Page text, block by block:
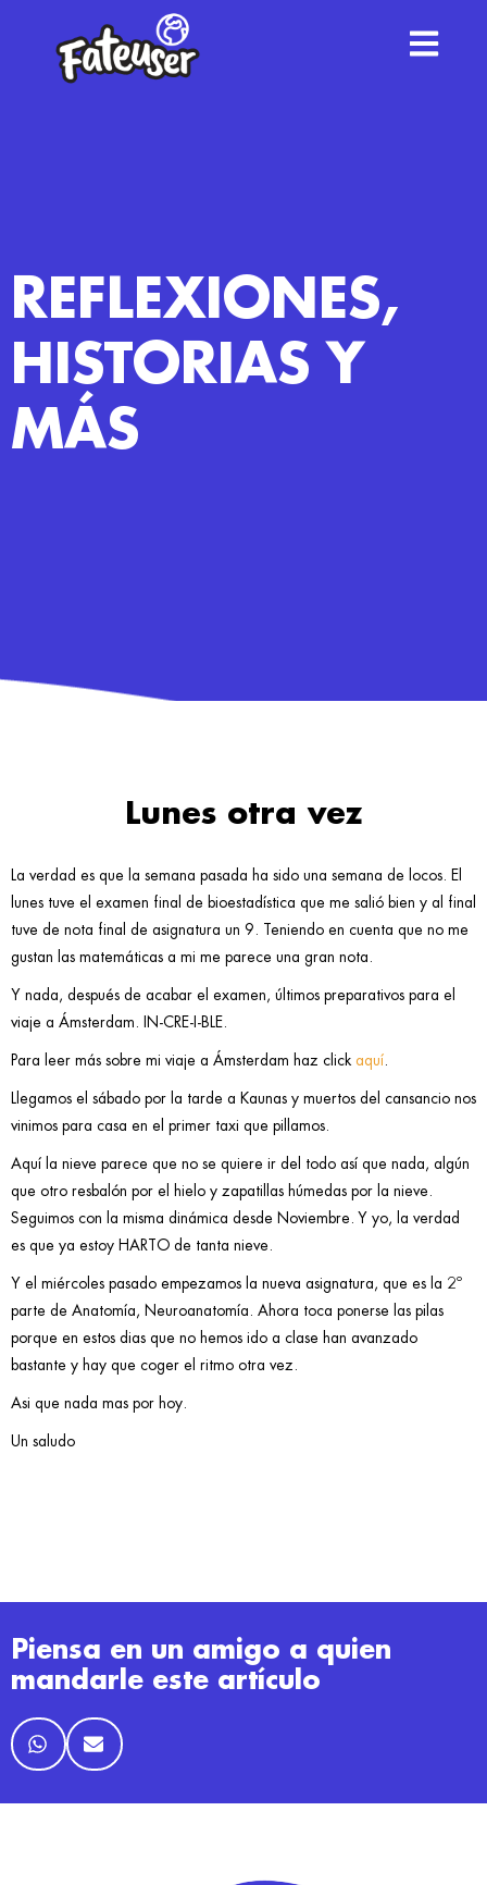
REFLEXIONES,
HISTORIAS Y
MÁS
Lunes otra vez
La verdad es que la semana pasada ha sido una semana de locos. El
lunes tuve el examen final de bioestadística que me salió bien y al final
tuve de nota final de asignatura un 9. Teniendo en cuenta que no me
gustan las matemáticas a mi me parece una gran nota.
Y nada, después de acabar el examen, últimos preparativos para el
viaje a Ámsterdam. IN-CRE-I-BLE.
Para leer más sobre mi viaje a Ámsterdam haz click aquí
Llegamos el sábado por la tarde a Kaunas y muertos del cansancio nos
vinimos para casa en el primer taxi que pillamos.
Aquí la nieve parece que no se quiere ir del todo así que nada, algún
que otro resbalón por el hielo y zapatillas húmedas por la nieve.
Seguimos con la misma dinámica desde Noviembre. Y yo, la verdad
es que ya estoy HARTO de tanta nieve.
Y el miércoles pasado empezamos la nueva asignatura, que es la 2º
parte de Anatomía, Neuroanatomía. Ahora toca ponerse las pilas
porque en estos dias que no hemos ido a clase han avanzado
bastante y hay que coger el ritmo otra vez.
Asi que nada mas por hoy.
Un saludo
Piensa en un amigo a quien
mandarle este artículo